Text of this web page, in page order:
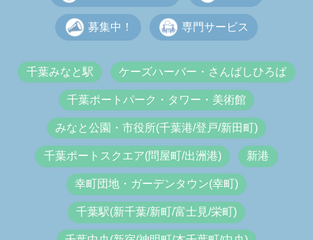
募集中！ 専門サービス
千葉みなと駅 ケーズハーバー・さんばしひろば
千葉ポートパーク・タワー・美術館
みなと公園・市役所(千葉港/登戸/新田町)
千葉ポートスクエア(問屋町/出洲港) 新港
幸町団地・ガーデンタウン(幸町)
千葉駅(新千葉/新町/富士見/栄町)